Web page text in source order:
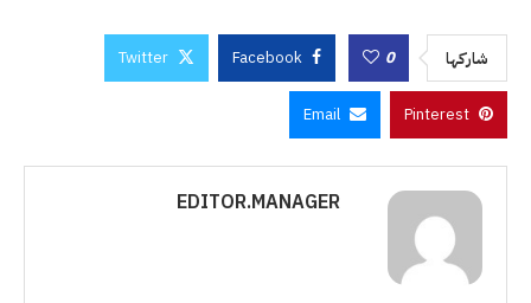
شاركها 0
Facebook
Twitter
Pinterest
Email
EDITOR.MANAGER